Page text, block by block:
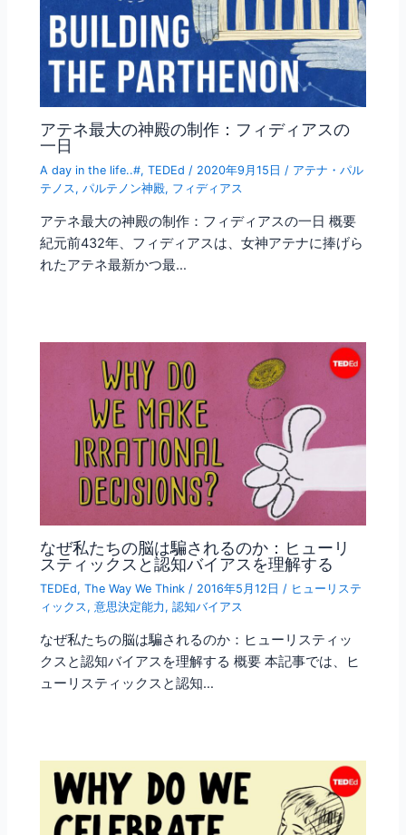
アテネ最大の神殿の制作：フィディアスの
一日
A day in the life..#,TEDEd / 2020年9月15日 / アテナ・パル
テノス ,パルテノン神殿, フィディアス
アテネ最大の神殿の制作：フィディアスの一日 概要
紀元前432年、フィディアスは、女神アテナに捧げら
れたアテネ最新かつ最…
なぜ私たちの脳は騙されるのか：ヒューリ
スティックスと認知バイアスを理解する
TEDEd,The Way We Think / 2016年5月12日 / ヒューリステ
ィックス ,意思決定能力 ,認知バイアス
なぜ私たちの脳は騙されるのか：ヒューリスティッ
クスと認知バイアスを理解する 概要 本記事では、ヒ
ューリスティックスと認知…